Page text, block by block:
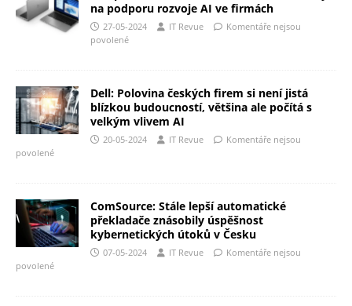
na podporu rozvoje AI ve firmách
27-05-2024 IT Revue
Komentáře nejsou
povolené
Dell: Polovina českých firem si není jistá
blízkou budoucností, většina ale počítá s
velkým vlivem AI
20-05-2024 IT Revue
Komentáře nejsou
povolené
ComSource: Stále lepší automatické
překladače znásobily úspěšnost
kybernetických útoků v Česku
07-05-2024 IT Revue
Komentáře nejsou
povolené